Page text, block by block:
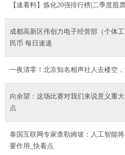
【速看料】炼化20强排行榜|二季度股
成都高新区伟创力电子经营部（个体
民币 每日速递
一夜清零！北京知名相声社人去楼空
向余望：这场比赛对我们来说意义重
点
泰国互联网专家查勒姆坡：人工智能
要作用_快看点